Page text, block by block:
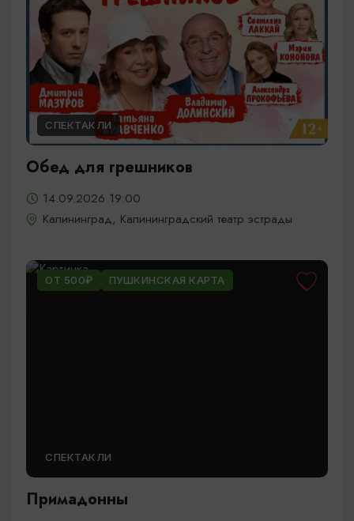
СПЕКТАКЛИ
Обед для грешников
14.09.2026 19:00
Калининград, Калининградский театр эстрады
ОТ 500₽ ПУШКИНСКАЯ КАРТА
СПЕКТАКЛИ
Примадонны